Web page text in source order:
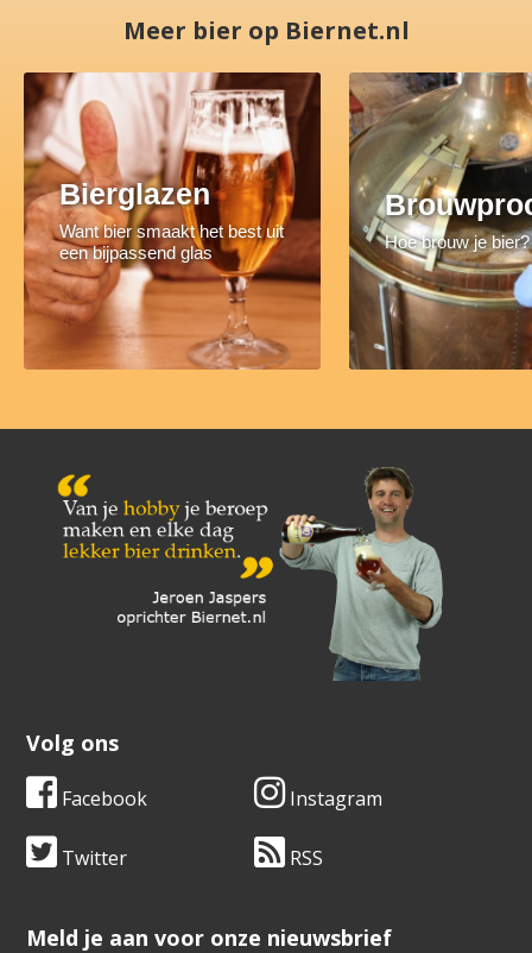
Meer bier op Biernet.nl
Bierglazen
Want bier smaakt het best uit
een bijpassend glas
Hoe brouw je bier?
Volg ons
Facebook Instagram
Twitter RSS
​​​​​​​Meld je aan voor onze nieuwsbrief